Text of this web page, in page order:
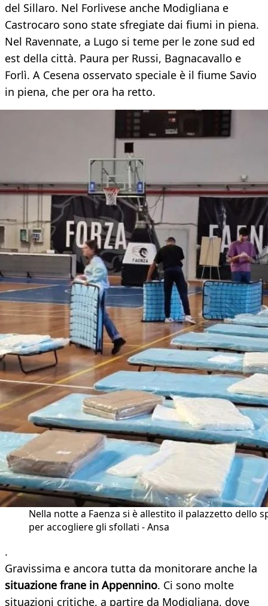
del Sillaro. Nel Forlivese anche Modigliana e
Castrocaro sono state sfregiate dai fiumi in piena.
Nel Ravennate, a Lugo si teme per le zone sud ed
est della città. Paura per Russi, Bagnacavallo e
Forlì. A Cesena osservato speciale è il fiume Savio
in piena, che per ora ha retto.
Nella notte a Faenza si è allestito il palazzetto dello
per accogliere gli sfollati - Ansa
.
Gravissima e ancora tutta da monitorare anche la
situazione frane in Appennino. Ci sono molte
situazioni critiche, a partire da Modigliana, dove